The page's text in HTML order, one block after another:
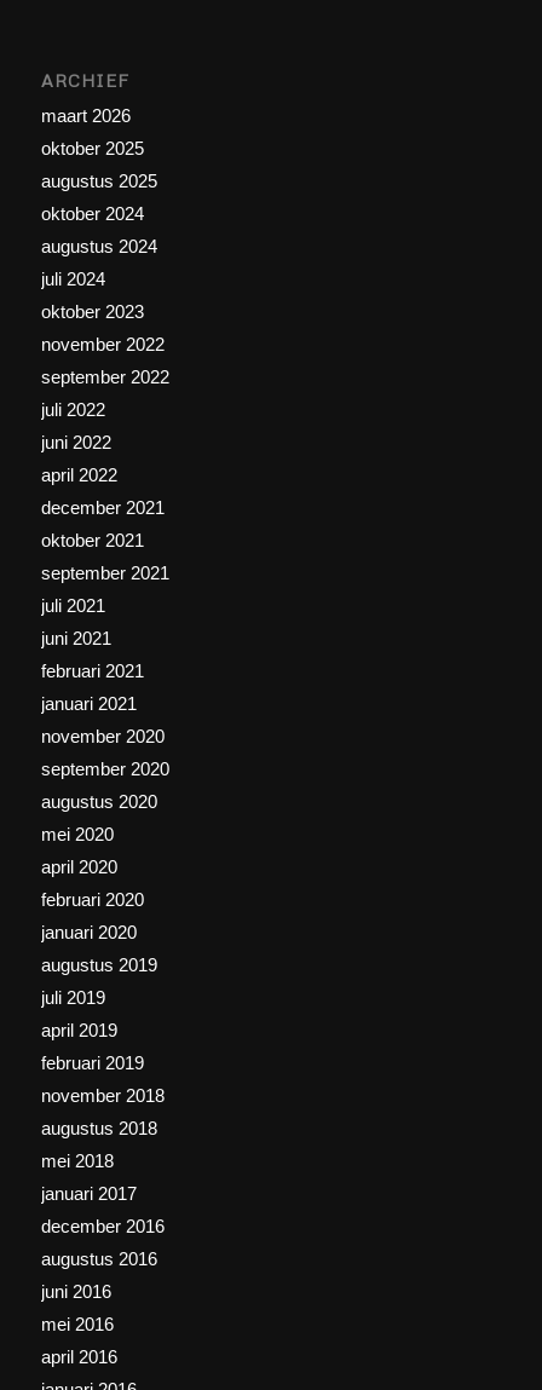
ARCHIEF
maart 2026
oktober 2025
augustus 2025
oktober 2024
augustus 2024
juli 2024
oktober 2023
november 2022
september 2022
juli 2022
juni 2022
april 2022
december 2021
oktober 2021
september 2021
juli 2021
juni 2021
februari 2021
januari 2021
november 2020
september 2020
augustus 2020
mei 2020
april 2020
februari 2020
januari 2020
augustus 2019
juli 2019
april 2019
februari 2019
november 2018
augustus 2018
mei 2018
januari 2017
december 2016
augustus 2016
juni 2016
mei 2016
april 2016